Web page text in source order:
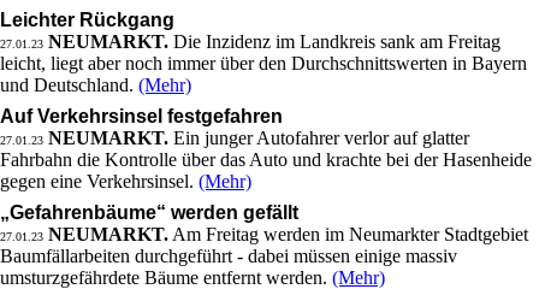
Leichter Rückgang
27.01.23 NEUMARKT. Die Inzidenz im Landkreis sank am Freitag
leicht, liegt aber noch immer über den Durchschnittswerten in Bayern
und Deutschland. (Mehr)
Auf Verkehrsinsel festgefahren
27.01.23 NEUMARKT. Ein junger Autofahrer verlor auf glatter
Fahrbahn die Kontrolle über das Auto und krachte bei der Hasenheide
gegen eine Verkehrsinsel. (Mehr)
„Gefahrenbäume“ werden gefällt
27.01.23 NEUMARKT. Am Freitag werden im Neumarkter Stadtgebiet
Baumfällarbeiten durchgeführt - dabei müssen einige massiv
umsturzgefährdete Bäume entfernt werden. (Mehr)